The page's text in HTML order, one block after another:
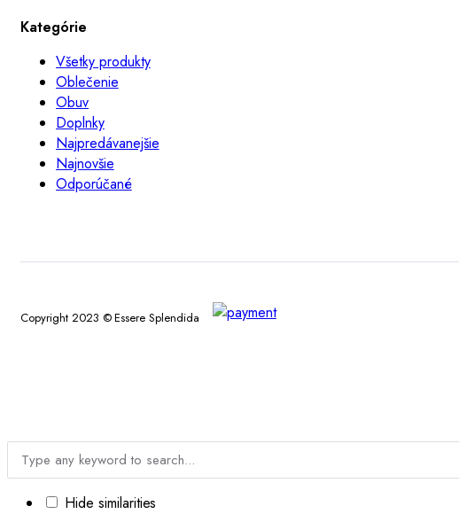
Kategórie
Všetky produkty
Oblečenie
Obuv
Doplnky
Najpredávanejšie
Najnovšie
Odporúčané
Copyright 2023 © Essere Splendida
Hide similarities